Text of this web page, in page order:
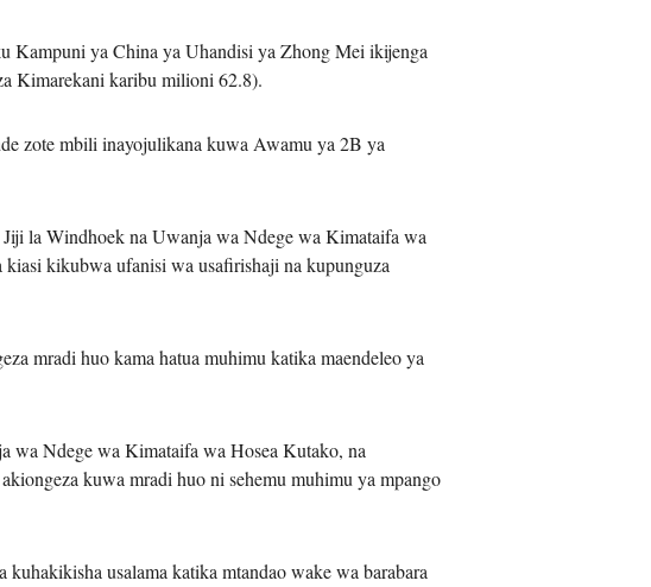
Kampuni ya China ya Uhandisi ya Zhong Mei ikijenga
Kimarekani karibu milioni 62.8).
zote mbili inayojulikana kuwa Awamu ya 2B ya
la Windhoek na Uwanja wa Ndege wa Kimataifa wa
kikubwa ufanisi wa usafirishaji na kupunguza
mradi huo kama hatua muhimu katika maendeleo ya
wa Ndege wa Kimataifa wa Hosea Kutako, na
kuwa mradi huo ni sehemu muhimu ya mpango
usalama katika mtandao wake wa barabara